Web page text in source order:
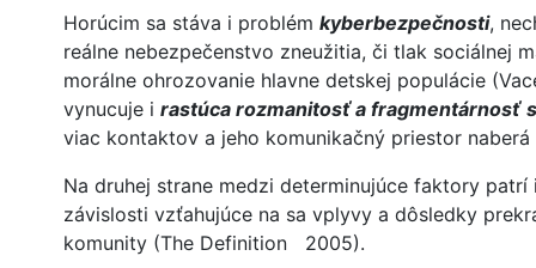
Horúcim sa stáva i problém kyberbezpečnosti,
reálne nebezpečenstvo zneužitia, či tlak sociálnej
morálne ohrozovanie hlavne detskej populácie
vynucuje i rastúca rozmanitosť a fragmentárnosť
viac kontaktov a jeho komunikačný priestor naberá
Na druhej strane medzi determinujúce faktory
závislosti vzťahujúce na sa vplyvy a dôsledky
komunity (The Definition 2005).